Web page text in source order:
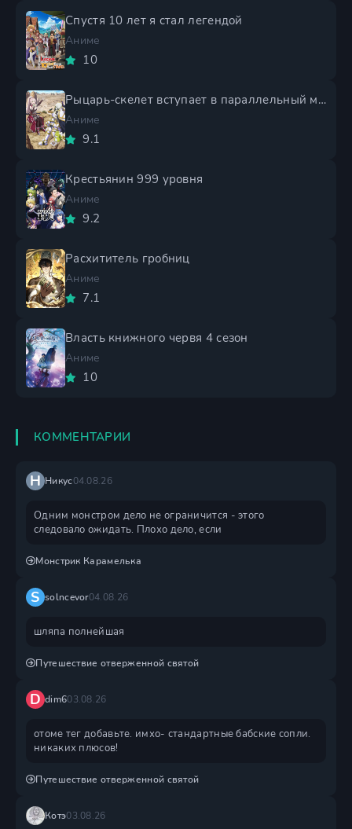
Спустя 10 лет я стал легендой
Аниме
10
Рыцарь-скелет вступает в параллельный мир 2 сезон
Аниме
9.1
Крестьянин 999 уровня
Аниме
9.2
Расхититель гробниц
Аниме
7.1
Власть книжного червя 4 сезон
Аниме
10
КОММЕНТАРИИ
Н Никус04.08.26
Одним монстром дело не ограничится - этого
следовало ожидать. Плохо дело, если
Монстрик Карамелька
S solncevor04.08.26
шляпа полнейшая
Путешествие отверженной святой
D dim603.08.26
отоме тег добавьте. имхо- стандартные бабские сопли.
никаких плюсов!
Путешествие отверженной святой
Котэ03.08.26